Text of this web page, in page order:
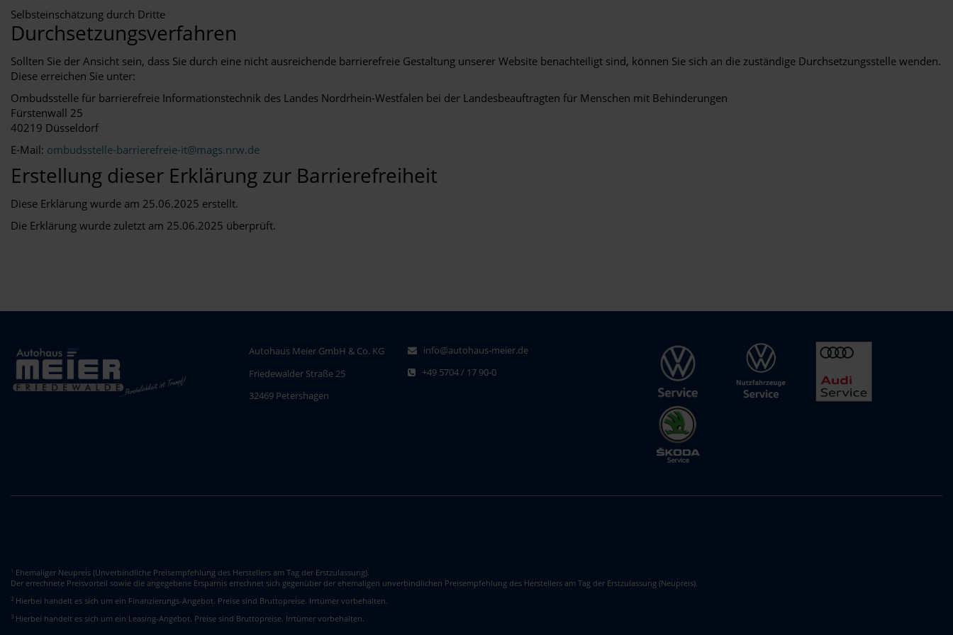
Selbsteinschätzung durch Dritte
Durchsetzungsverfahren
Sollten Sie der Ansicht sein, dass Sie durch eine nicht ausreichende barrierefreie Gestaltung unserer Website benachteiligt sind, können Sie sich an die zuständige Durchsetzungsstelle wenden.
Diese erreichen Sie unter:
Ombudsstelle für barrierefreie Informationstechnik des Landes Nordrhein-Westfalen bei der Landesbeauftragten für Menschen mit Behinderungen
Fürstenwall 25
40219 Düsseldorf
E-Mail: ombudsstelle-barrierefreie-it@mags.nrw.de
Erstellung dieser Erklärung zur Barrierefreiheit
Diese Erklärung wurde am 25.06.2025 erstellt.
Die Erklärung wurde zuletzt am 25.06.2025 überprüft.
Autohaus Meier GmbH & Co. KG
Friedewalder Straße 25
32469 Petershagen
info@autohaus-meier.de
+49 5704 / 17 90-0
1 Ehemaliger Neupreis (Unverbindliche Preisempfehlung des Herstellers am Tag der Erstzulassung).
Der errechnete Preisvorteil sowie die angegebene Ersparnis errechnet sich gegenüber der ehemaligen unverbindlichen Preisempfehlung des Herstellers am Tag der Erstzulassung (Neupreis).
2 Hierbei handelt es sich um ein Finanzierungs-Angebot. Preise sind Bruttopreise. Irrtümer vorbehalten.
3 Hierbei handelt es sich um ein Leasing-Angebot. Preise sind Bruttopreise. Irrtümer vorbehalten.